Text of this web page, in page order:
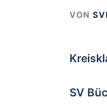
VON
SV